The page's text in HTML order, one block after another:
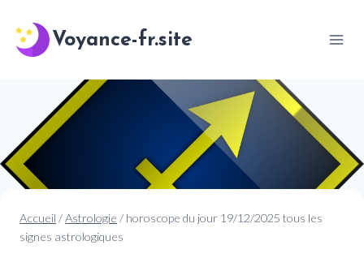
contenu
Voyance-fr.site
Accueil /Astrologie / horoscope du jour 19/12/2025 tous les
signes astrologiques